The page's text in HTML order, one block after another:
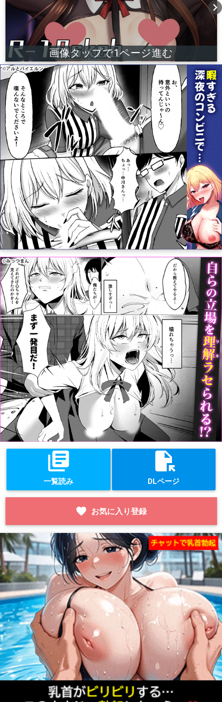
chevron_right
画像タップで1ページ進む
library_books
一覧読み
file_open
DLページ
favorite お気に入り登録